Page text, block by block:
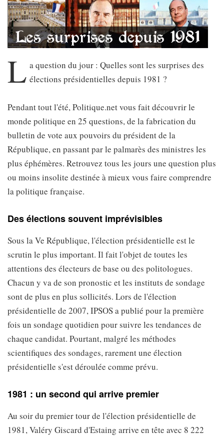
L a question du jour : Quelles sont les surprises des
élections présidentielles depuis 1981 ?
Pendant tout l'été, Politique.net vous fait découvrir le
monde politique en 25 questions, de la fabrication du
bulletin de vote aux pouvoirs du président de la
République, en passant par le palmarès des ministres les
plus éphémères. Retrouvez tous les jours une question plus
ou moins insolite destinée à mieux vous faire comprendre
la politique française.
Des élections souvent imprévisibles
Sous la Ve République, l'élection présidentielle est le
scrutin le plus important. Il fait l'objet de toutes les
attentions des électeurs de base ou des politologues.
Chacun y va de son pronostic et les instituts de sondage
sont de plus en plus sollicités. Lors de l'élection
présidentielle de 2007, IPSOS a publié pour la première
fois un sondage quotidien pour suivre les tendances de
chaque candidat. Pourtant, malgré les méthodes
scientifiques des sondages, rarement une élection
présidentielle s'est déroulée comme prévu.
1981 : un second qui arrive premier
Au soir du premier tour de l'élection présidentielle de
1981, Valéry Giscard d'Estaing arrive en tête avec 8 222